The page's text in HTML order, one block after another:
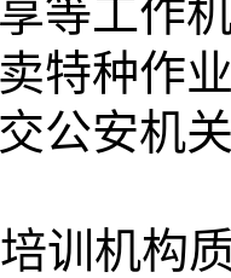
等工作
特种作
公安机
训机构